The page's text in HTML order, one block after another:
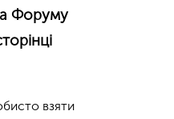
Форуму
взяти